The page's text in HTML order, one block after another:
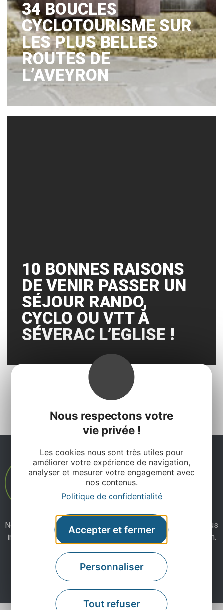
Nous respectons votre
vie privée !
Les cookies nous sont très utiles pour
améliorer votre expérience de navigation,
analyser et mesurer votre engagement avec
nos contenus.
Politique de confidentialité
Accepter et fermer
Personnaliser
Tout refuser
34 BOUCLES
CYCLOTOURISME SUR
LES PLUS BELLES
ROUTES DE
L’AVEYRON
10 BONNES RAISONS
DE VENIR PASSER UN
SÉJOUR RANDO,
CYCLO OU VTT À
SÉVERAC L’EGLISE !
Ne manquez pas notre newsletter mensuelle et laissez-vous
inspirer pour profiter pleinement de votre séjour en Aveyron.
Je m'abonne ici